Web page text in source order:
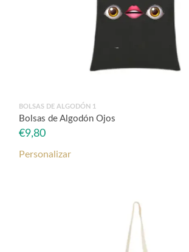
BOLSAS DE ALGODÓN 1
Bolsas de Algodón Ojos
€9,80
Personalizar